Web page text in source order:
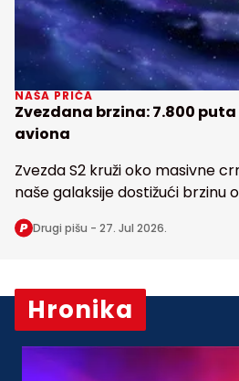
NAŠA PRIČA
Zvezdana brzina: 7.800
aviona
Zvezda S2 kruži oko masivne crne rupe
naše galaksije dostižući brzinu
sekundi
Drugi pišu - 27. Jul 2026.
Hronika
Vidi sve